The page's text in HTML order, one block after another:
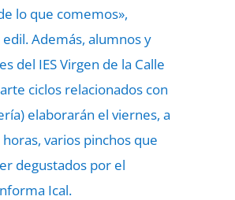
lo que comemos»,
Además, alumnos y
del IES Virgen de la Calle
ciclos relacionados con
elaborarán el viernes, a
horas, varios pinchos que
degustados por el
Ical.